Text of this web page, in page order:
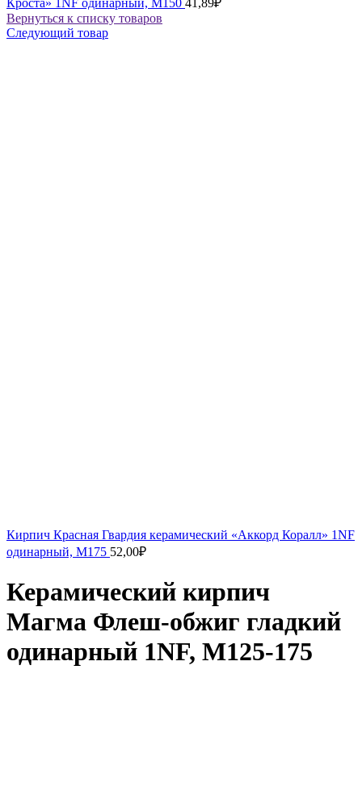
Вернуться к списку товаров
Следующий товар
Кирпич Красная Гвардия керамический «Аккорд Коралл» 1NF
одинарный, М175 52,00₽
Керамический кирпич
Магма Флеш-обжиг гладкий
одинарный 1NF, М125-175